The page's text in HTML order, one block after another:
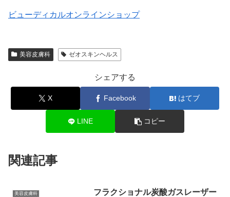
ビューディカルオンラインショップ
美容皮膚科 ゼオスキンヘルス
シェアする
X Facebook はてブ
LINE コピー
関連記事
美容皮膚科
フラクショナル炭酸ガスレーザー